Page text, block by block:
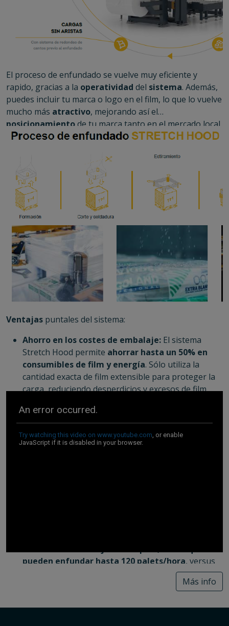
El proceso de enfundado se vuelve muy eficiente y
rapido, gracias a la operatividad del sistema. Además,
puedes incluir tu marca o logo en el film, lo que lo vuelve
mucho más atractivo, mejorando así el
posicionamientode tu marca tanto en el mercado local
como internacional.
Ventajas puntales del sistema:
Ahorro en los costes de embalaje: El sistema
Stretch Hood permite ahorrar hasta un 50% en
consumibles de film y energía. Sólo utiliza la
cantidad exacta de film extensible para proteger la
carga, reduciendo desperdicios y excesos de film.
instalaciones de gas, reduce también el consumo
energético.
Protección total del producto:Stretch Hood es el
único sistema que proporciona protección e
pueden enfundar hasta 120 palets/hora, versus
sistemas cómo termoretráctil que enfundan 60
palets/hora. Este es un argumento decisivo para
más y optimizar la producción de sus finales de
Más info